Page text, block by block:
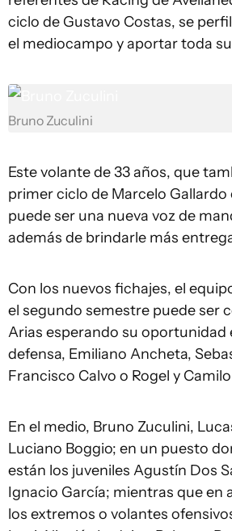
ciclo de Gustavo Costas, se
el mediocampo y aportar toda
Bruno Zuculini
Este volante de 33 años, que
primer ciclo de Marcelo Gallardo
puede ser una nueva voz de
además de brindarle más
Con los nuevos fichajes, el
el segundo semestre puede ser
Arias esperando su oportunidad
defensa, Emiliano Ancheta,
Francisco Calvo o Rogel y
En el medio, Bruno Zuculini,
Luciano Boggio; en un puesto
están los juveniles Agustín Dos
Ignacio García; mientras que en
los extremos o volantes